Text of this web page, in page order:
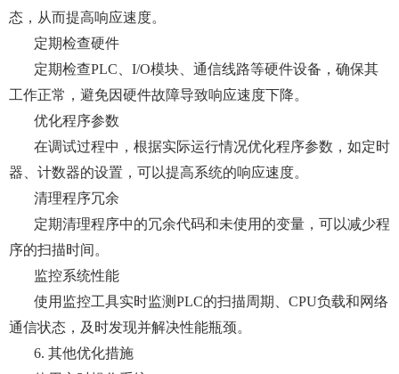
态，从而提高响应速度。
定期检查硬件
定期检查PLC、I/O模块、通信线路等硬件设备，确保其
工作正常，避免因硬件故障导致响应速度下降。
优化程序参数
在调试过程中，根据实际运行情况优化程序参数，如定时
器、计数器的设置，可以提高系统的响应速度。
清理程序冗余
定期清理程序中的冗余代码和未使用的变量，可以减少程
序的扫描时间。
监控系统性能
使用监控工具实时监测PLC的扫描周期、CPU负载和网络
通信状态，及时发现并解决性能瓶颈。
6. 其他优化措施